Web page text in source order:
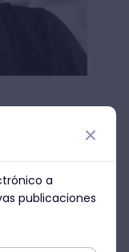
con
a
publicaciones